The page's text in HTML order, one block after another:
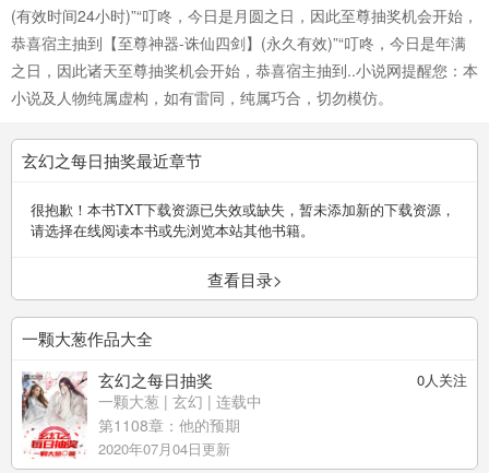
(有效时间24小时)”“叮咚，今日是月圆之日，因此至尊抽奖机会开始，
恭喜宿主抽到【至尊神器-诛仙四剑】(永久有效)”“叮咚，今日是年满
之日，因此诸天至尊抽奖机会开始，恭喜宿主抽到..小说网提醒您：本
小说及人物纯属虚构，如有雷同，纯属巧合，切勿模仿。
玄幻之每日抽奖最近章节
很抱歉！本书TXT下载资源已失效或缺失，暂未添加新的下载资源，
请选择在线阅读本书或先浏览本站其他书籍。
查看目录>
一颗大葱作品大全
0人关注
玄幻之每日抽奖
一颗大葱 | 玄幻 | 连载中
第1108章：他的预期
2020年07月04日更新